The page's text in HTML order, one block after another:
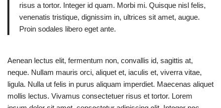
risus a tortor. Integer id quam. Morbi mi. Quisque nisl felis,
venenatis tristique, dignissim in, ultrices sit amet, augue.
Proin sodales libero eget ante.
Aenean lectus elit, fermentum non, convallis id, sagittis at,
neque. Nullam mauris orci, aliquet et, iaculis et, viverra vitae,
ligula. Nulla ut felis in purus aliquam imperdiet. Maecenas aliquet
mollis lectus. Vivamus consectetuer risus et tortor. Lorem